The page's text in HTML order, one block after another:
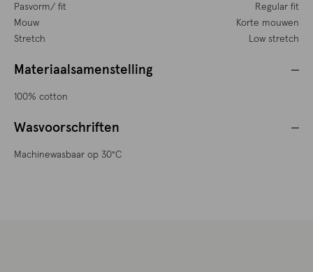
Pasvorm/ fit
Regular fit
Mouw
Korte mouwen
Stretch
Low stretch
Materiaalsamenstelling
100% cotton
Wasvoorschriften
Machinewasbaar op 30°C